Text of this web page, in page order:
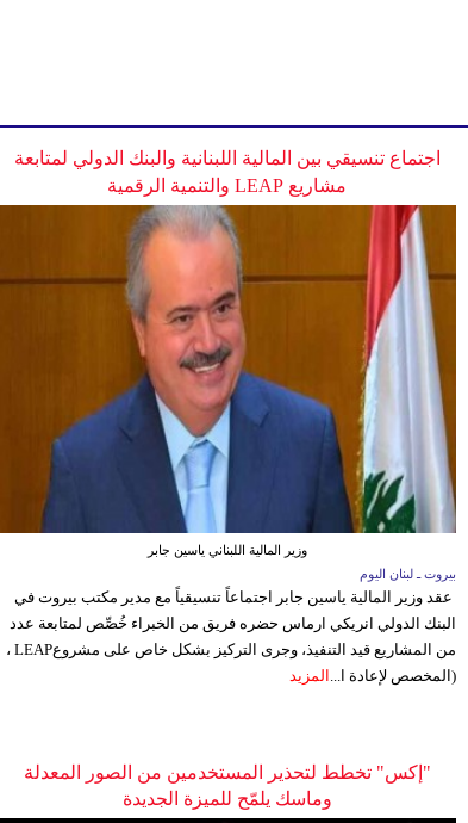
اجتماع تنسيقي بين المالية اللبنانية والبنك الدولي لمتابعة
مشاريع LEAP والتنمية الرقمية
وزير المالية اللبناني ياسين جابر
بيروت ـ لبنان اليوم
عقد وزير المالية ياسين جابر اجتماعاً تنسيقياً مع مدير مكتب بيروت في
البنك الدولي انريكي ارماس حضره فريق من الخبراء خُصِّص لمتابعة عدد
من المشاريع قيد التنفيذ، وجرى التركيز بشكل خاص على مشروعLEAP ،
(المخصص لإعادة ا... المزيد
"إكس" تخطط لتحذير المستخدمين من الصور المعدلة
وماسك يلمّح للميزة الجديدة